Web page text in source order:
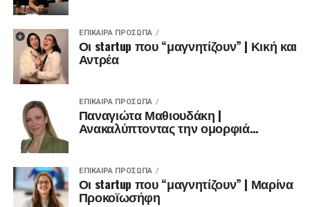
ΕΠΊΚΑΙΡΑ ΠΡΌΣΩΠΑ
Οι startup που “μαγνητίζουν” | Κική και
Αντρέα
ΕΠΊΚΑΙΡΑ ΠΡΌΣΩΠΑ
Παναγιώτα Μαθιουδάκη |
Ανακαλύπτοντας την ομορφιά…
ΕΠΊΚΑΙΡΑ ΠΡΌΣΩΠΑ
Οι startup που “μαγνητίζουν” | Μαρίνα
Προκοϊωσήφη